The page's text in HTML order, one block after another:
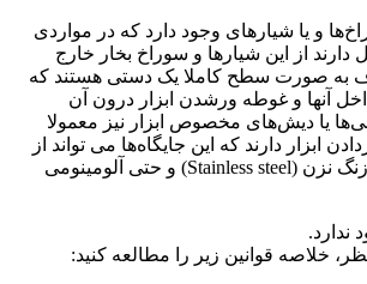
و یا شیارهای وجود دارد که در مواردی
دارند از این شیارها و سوراخ بخار خارج
صورت سطح کاملا یک دستی هستند که
آنها و غوطه ورشدن ابزار درون آن
یا دیش‌های مخصوص ابزار نیز معمولا
ابزار دارند که این جایگاه‌ها می تواند از
نوع سیلیکونی، فولاد زنگ نزن (Stainless steel) و حتی آلومینومی
ندارد.
خلاصه قوانین زیر را مطالعه کنید: